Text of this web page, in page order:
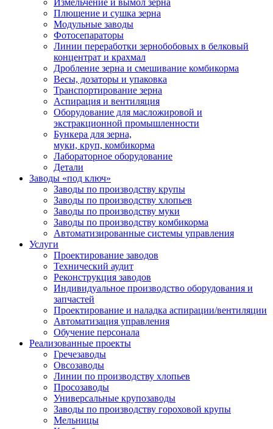
Плющение и сушка зерна
Модульные заводы
Фотосепараторы
Линии переработки зернобобовых в белковый
концентрат и крахмал
Дробление зерна и смешивание комбикорма
Весы, дозаторы и упаковка
Транспортирование зерна
Аспирация и вентиляция
Оборудование для масложировой и
экстракционной промышленности
Бункера для зерна,
муки, круп, комбикорма
Лабораторное оборудование
Детали
Заводы «под ключ»
Заводы по производству крупы
Заводы по производству хлопьев
Заводы по производству муки
Заводы по производству комбикорма
Автоматизированные системы управления
Услуги
Проектирование заводов
Технический аудит
Реконструкция заводов
Индивидуальное производство оборудования и
запчастей
Проектирование и наладка аспирации/вентиляции
Автоматизация управления
Обучение персонала
Реализованные проекты
Гречезаводы
Овсозаводы
Линии по производству хлопьев
Просозаводы
Универсальные крупозаводы
Заводы по производству гороховой крупы
Мельницы